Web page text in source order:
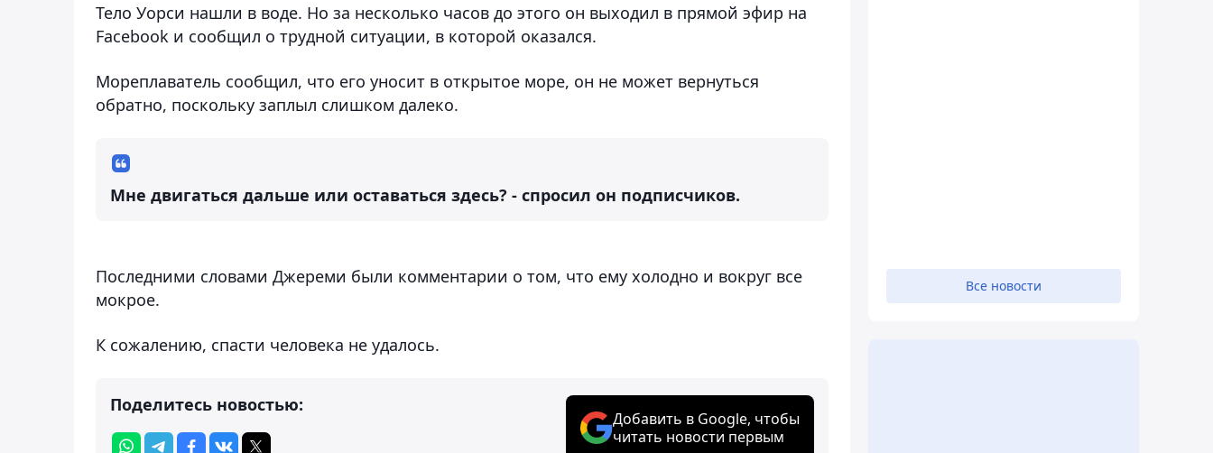
Тело Уорси нашли в воде. Но за несколько часов до этого он выходил в прямой эфир на
Facebook и сообщил о трудной ситуации, в которой оказался.
Мореплаватель сообщил, что его уносит в открытое море, он не может вернуться
обратно, поскольку заплыл слишком далеко.
Мне двигаться дальше или оставаться здесь? - спросил он подписчиков.
Последними словами Джереми были комментарии о том, что ему холодно и вокруг все
мокрое.
К сожалению, спасти человека не удалось.
Поделитесь новостью:
Добавить в Google, чтобы
читать новости первым
Все новости